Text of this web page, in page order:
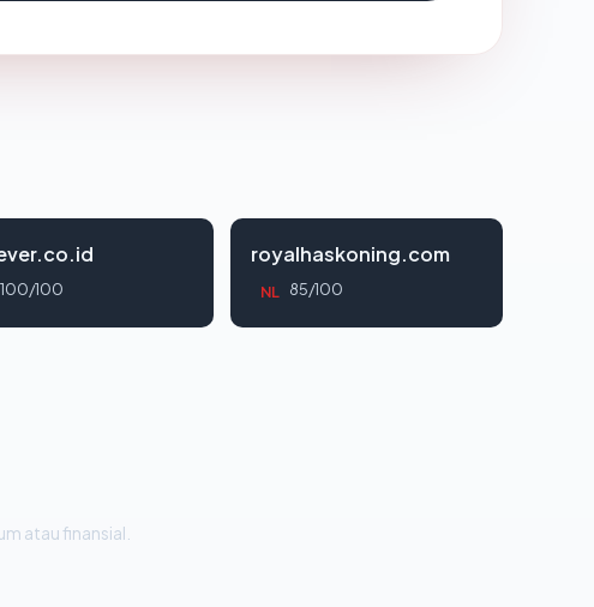
100/100
royalhaskoning.com
NL 85/100
atau finansial.